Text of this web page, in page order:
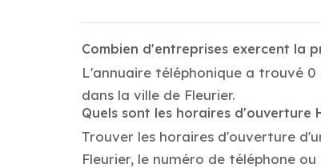
Combien d'entreprises exercent la
L'annuaire téléphonique a trouvé
dans la ville de Fleurier.
Quels sont les horaires d'ouverture
Trouver les horaires d'ouverture
Fleurier, le numéro de téléphone